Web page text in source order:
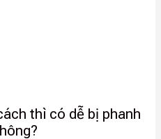
thì có dễ bị phanh